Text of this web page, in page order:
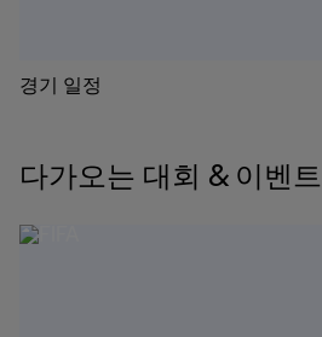
경기 일정
다가오는 대회 & 이벤트